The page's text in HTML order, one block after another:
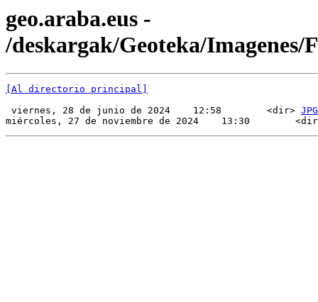
geo.araba.eus -
/deskargak/Geoteka/Imagenes/
[Al directorio principal]
viernes, 28 de junio de 2024    12:58        <dir> JPG
miércoles, 27 de noviembre de 2024    13:30